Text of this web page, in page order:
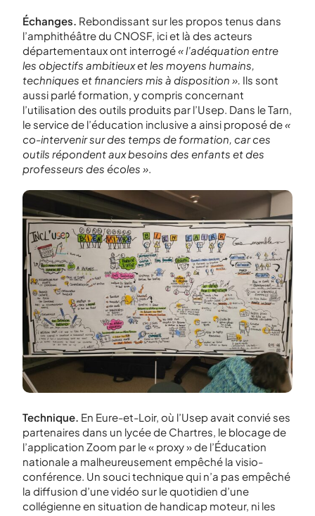
Échanges. Rebondissant sur les propos tenus dans
l’amphithéâtre du CNOSF, ici et là des acteurs
départementaux ont interrogé« l’adéquation entre
les objectifs ambitieux et les moyens humains,
techniques et financiers mis à disposition ». Ils sont
aussi parlé formation, y compris concernant
l’utilisation des outils produits par l’Usep. Dans le Tarn,
le service de l’éducation inclusive a ainsi proposé de«
co-intervenir sur des temps de formation, car ces
outils répondent aux besoins des enfants et des
professeurs des écoles ».
Technique. En Eure-et-Loir, où l’Usep avait convié ses
partenaires dans un lycée de Chartres, le blocage de
l’application Zoom par le « proxy » de l’Éducation
nationale a malheureusement empêché la visio-
conférence. Un souci technique qui n’a pas empêché
la diffusion d’une vidéo sur le quotidien d’une
collégienne en situation de handicap moteur, ni les